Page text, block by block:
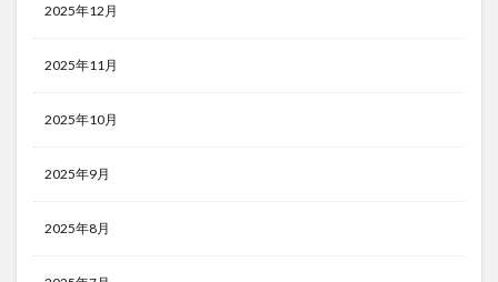
2025年12月
2025年11月
2025年10月
2025年9月
2025年8月